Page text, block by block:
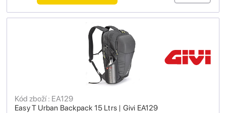
Easy T Urban Backpack 15 Ltrs | Givi EA129
Kód zboží : EA129